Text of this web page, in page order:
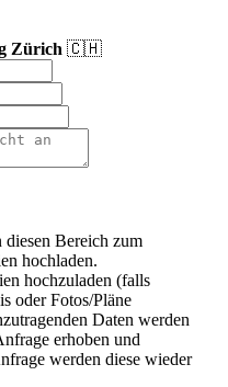
Zürich 🇨🇭
Bereich zum
hochladen.
hochzuladen (falls
oder Fotos/Pläne
Daten werden
erhoben und
werden diese wieder